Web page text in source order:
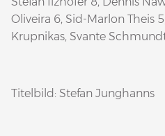
Oliveira 6, Sid-Marlon Theis
Krupnikas, Svante
Titelbild: Stefan Junghanns